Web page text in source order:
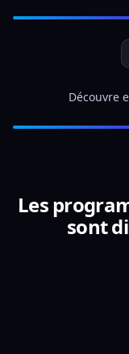
Découvre
Les
sont